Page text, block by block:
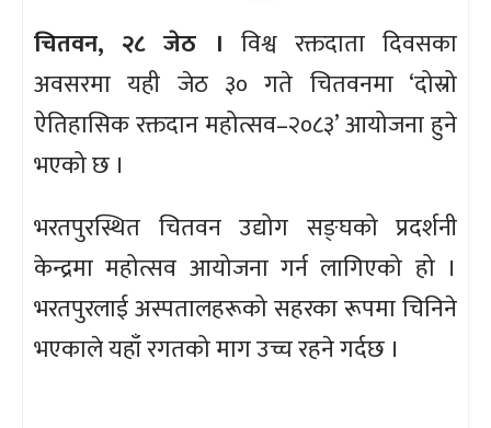
चितवन, २८ जेठ । विश्व रक्तदाता दिवसका
अवसरमा यही जेठ ३० गते चितवनमा ‘दोस्रो
ऐतिहासिक रक्तदान महोत्सव–२०८३’ आयोजना हुने
भएको छ ।
भरतपुरस्थित चितवन उद्योग सङ्घको प्रदर्शनी
केन्द्रमा महोत्सव आयोजना गर्न लागिएको हो ।
भरतपुरलाई अस्पतालहरूको सहरका रूपमा चिनिने
भएकाले यहाँ रगतको माग उच्च रहने गर्दछ ।